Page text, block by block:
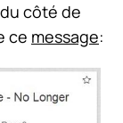
côté de
ce message: